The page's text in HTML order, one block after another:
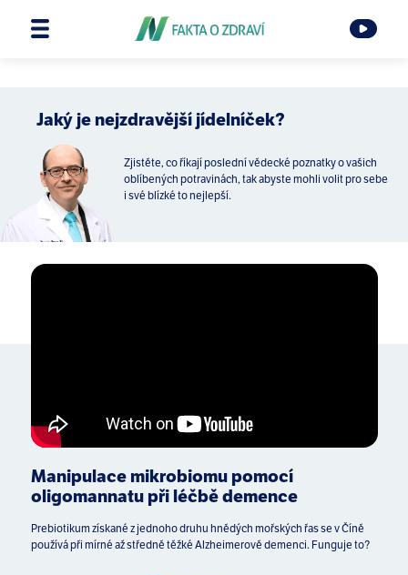
Jaký je nejzdravější jídelníček?
Zjistěte, co říkají poslední vědecké poznatky o vašich
oblíbených potravinách, tak abyste mohli volit pro sebe
i své blízké to nejlepší.
Manipulace mikrobiomu pomocí
oligomannatu při léčbě demence
Prebiotikum získané z jednoho druhu hnědých mořských řas se v Číně
používá při mírné až středně těžké Alzheimerově demenci. Funguje to?